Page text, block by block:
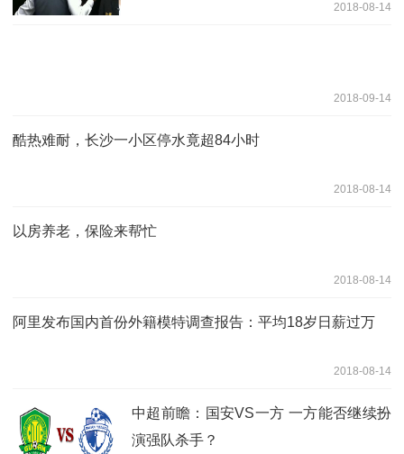
2018-08-14
2018-09-14
酷热难耐，长沙一小区停水竟超84小时
2018-08-14
以房养老，保险来帮忙
2018-08-14
阿里发布国内首份外籍模特调查报告：平均18岁日薪过万
2018-08-14
中超前瞻：国安VS一方 一方能否继续扮
演强队杀手？